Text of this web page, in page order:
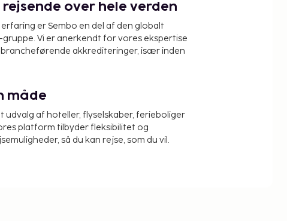
rejsende over hele verden
er Sembo en del af den globalt
Vi er anerkendt for vores ekspertise
akkrediteringer, især inden
måde
udvalg af hoteller, flyselskaber, ferieboliger
platform tilbyder fleksibilitet og
så du kan rejse, som du vil.